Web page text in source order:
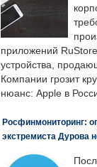
приложений
устройства,
Компании грозит
нюанс: Apple в
Росфинмониторинг:
экстремиста Дурова